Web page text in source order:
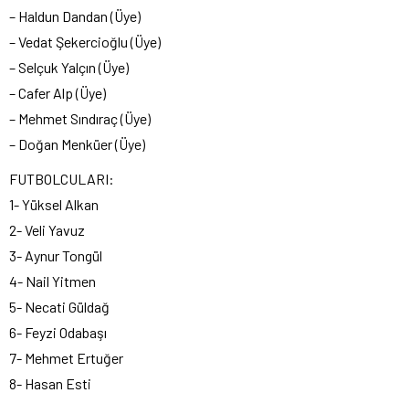
– Haldun Dandan (Üye)
– Vedat Şekercioğlu (Üye)
– Selçuk Yalçın (Üye)
– Cafer Alp (Üye)
– Mehmet Sındıraç (Üye)
– Doğan Menküer (Üye)
FUTBOLCULARI:
1- Yüksel Alkan
2- Veli Yavuz
3- Aynur Tongül
4- Nail Yitmen
5- Necati Güldağ
6- Feyzi Odabaşı
7- Mehmet Ertuğer
8- Hasan Esti